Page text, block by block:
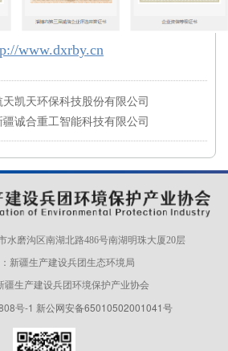
www.dxrby.cn
凯天环保科技股份有限公司
诚合重工智能科技有限公司
水磨沟区南湖北路486号南湖明珠大厦20层
新疆生产建设兵团生态环境局
疆生产建设兵团环境保护产业协会
号-1 新公网安备65010502001041号